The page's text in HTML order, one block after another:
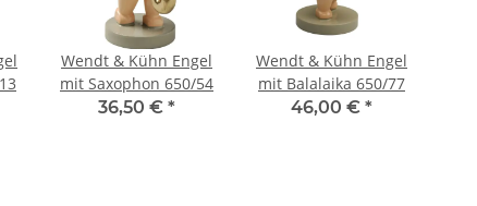
Wendt & Kühn Engel
mit Saxophon 650/54
36,50 € *
Wendt & Kühn Engel
mit Balalaika 650/77
46,00 € *